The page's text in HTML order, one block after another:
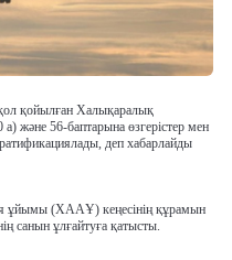
қойылған Халықаралық
және 56-баптарына өзгерістер мен
деп хабарлайды
ұйымы (ХААҰ) кеңесінің құрамын
санын ұлғайтуға қатысты.